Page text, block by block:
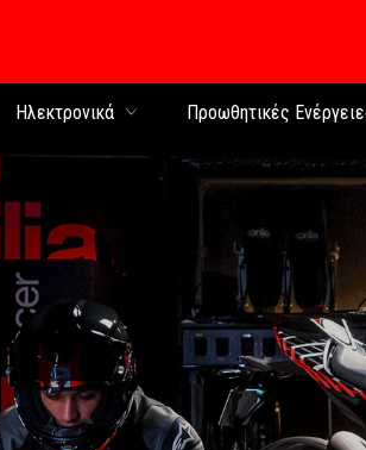
Ηλεκτρονικά Προωθητικές